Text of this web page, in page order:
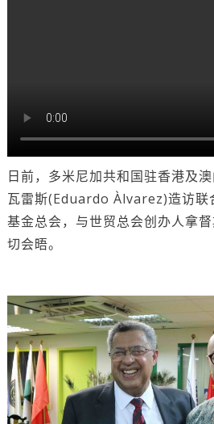
日前，多米尼加共和国驻香港及
瓦雷斯(Eduardo Àlvarez)造访联
基金总会，与世贸总会创办人拿
切会晤。